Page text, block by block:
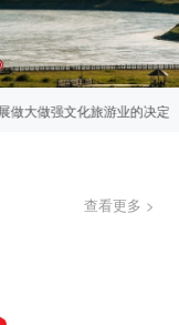
十二届委员会第七次全体会
查看更多 >
年本部工作

工程项目中

目邀请招